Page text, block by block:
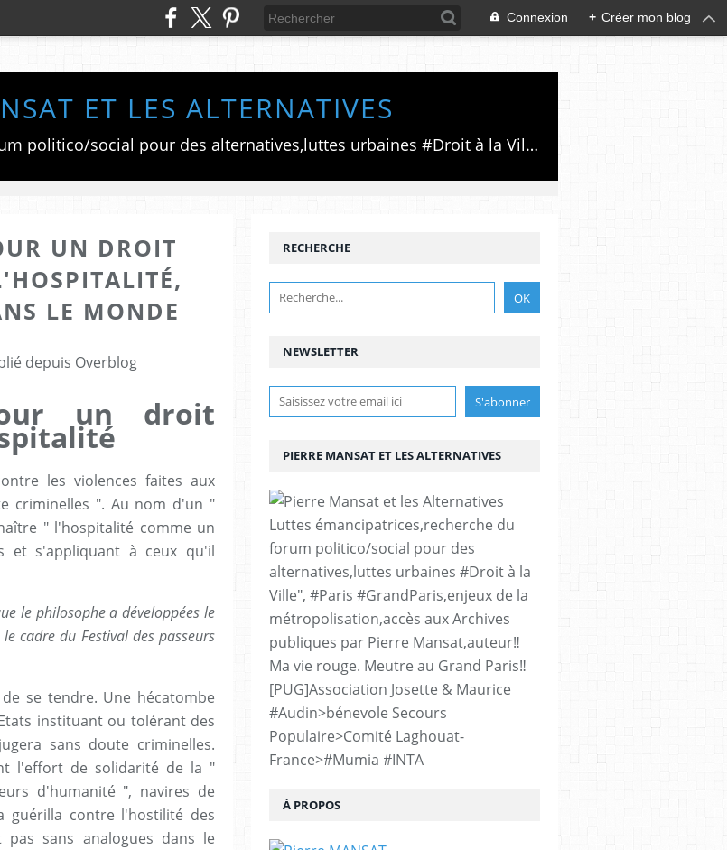
Connexion + Créer mon blog
ET LES ALTERNATIVES
Luttes émancipatrices,recherche du forum politico/social pour des alternatives,luttes urbaines #Droit à la Ville", #Paris #GrandParis,enjeux de la métropolisation,accès aux Archives publiques par Pierre Mansat,auteur‼️Ma vie rouge. Meutre au Grand Paris‼️[PUG]Association Josette & Maurice #Audin>bénevole Secours Populaire>Comité Laghouat-France>#Mumia #INTA
UN DROIT
LE MONDE
depuis Overblog
un droit
les violences faites aux
criminelles ". Au nom d'un "
" l'hospitalité comme un
et s'appliquant à ceux qu'il
le philosophe a développées le
cadre du Festival des passeurs
se tendre. Une hécatombe
instituant ou tolérant des
sans doute criminelles.
l'effort de solidarité de la "
d'humanité ", navires de
guérilla contre l'hostilité des
sans analogues dans le
NEWSLETTER
RECHERCHE
PIERRE MANSAT ET LES ALTERNATIVES
Luttes émancipatrices,recherche du
forum politico/social pour des
alternatives,luttes urbaines #Droit à la
Ville", #Paris #GrandParis,enjeux de la
métropolisation,accès aux Archives
publiques par Pierre Mansat,auteur‼️
Ma vie rouge. Meutre au Grand Paris‼️
[PUG]Association Josette & Maurice
#Audin>bénevole Secours
Populaire>Comité Laghouat-
France>#Mumia #INTA
À PROPOS